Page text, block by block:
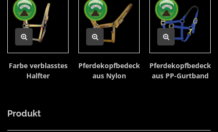
Farbe verblasstes
Halfter
Pferdekopfbedeckung
aus Nylon
aus PP-Gurtband
Produkt